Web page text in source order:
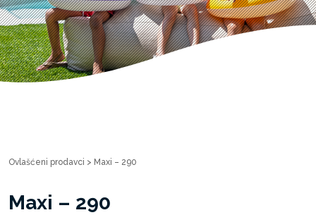
Ovlašćeni prodavci > Maxi – 290
Maxi – 290